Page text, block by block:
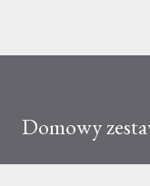
Domowy